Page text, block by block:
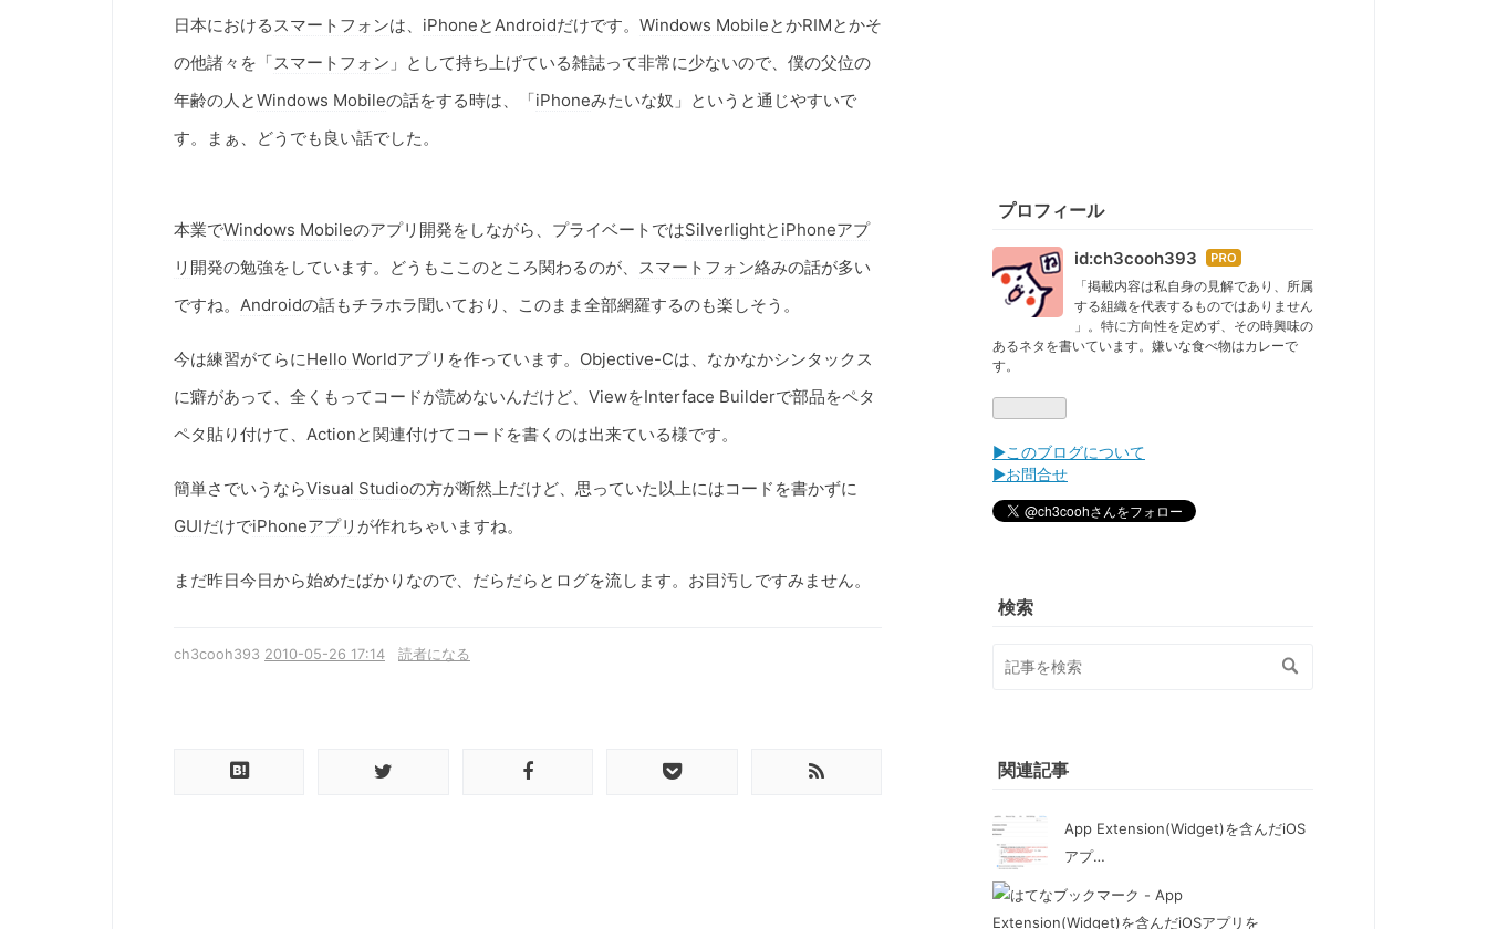
日本におけるスマートフォンは、 iPhoneとAndroidだけです。 Windows MobileとかRIMとかそ
の他諸々を「スマートフォン 」として持ち上げている雑誌って非常に少ないので、僕の父位の
年齢の人とWindows Mobileの話をする時は、「iPhoneみたいな奴」というと通じやすいで
す。まぁ、どうでも良い話でした。
本業でWindows Mobileのアプリ開発をしながら、プライベートではSilverlightと iPhoneアプ
リ 開発の勉強をしています。どうもここのところ関わるのが、 スマートフォン絡みの話が多い
ですね。 Androidの話もチラホラ聞いており、このまま全部網羅するのも楽しそう。
今は練習がてらにHello Worldアプリを作っています。 Objective-Cは、なかなかシンタックス
に癖があって、全くもってコードが読めないんだけど、ViewをInterface Builderで部品をペタ
ペタ貼り付けて、Actionと関連付けてコードを書くのは出来ている様です。
簡単さでいうならVisual Studioの方が断然上だけど、思っていた以上にはコードを書かずに
GUIだけでiPhoneアプリ が作れちゃいますね。
まだ昨日今日から始めたばかりなので、だらだらとログを流します。お目汚しですみません。
ch3cooh393 2010-05-26 17:14 読者になる
プロフィール
id:ch3cooh393 はて
なブ
ログ
Pro
「掲載内容は私自身の見解であり、所属
する組織を代表するものではありません
」。特に方向性を定めず、その時興味の
あるネタを書いています。嫌いな食べ物はカレーで
す。
▶このブログについて
▶お問合せ
検索
関連記事
App Extension(Widget)を含んだiOS
アプ…